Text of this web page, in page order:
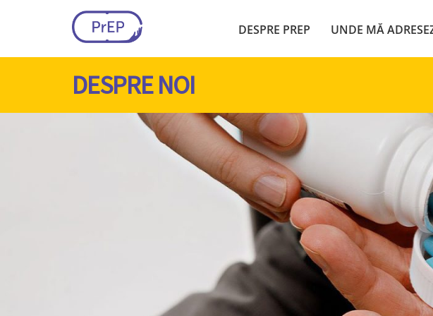
DESPRE PREP UNDE MĂ
DESPRE NOI